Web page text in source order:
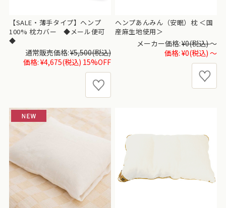
【SALE・薄手タイプ】ヘンプ
100% 枕カバー ◆メール便可
◆
通常販売価格:¥5,500(税込)
価格: ¥4,675(税込) 15%OFF
ヘンプあんみん（安眠）枕 ＜国
産麻生地使用＞
メーカー価格:¥0(税込)～
価格: ¥0(税込) ～